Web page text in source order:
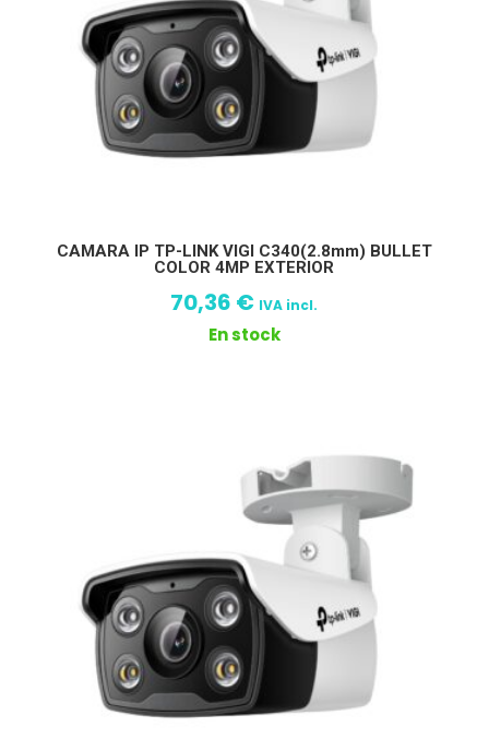
CAMARA IP TP-LINK VIGI C340(2.8mm) BULLET
COLOR 4MP EXTERIOR
70,36 € IVA incl.
En stock